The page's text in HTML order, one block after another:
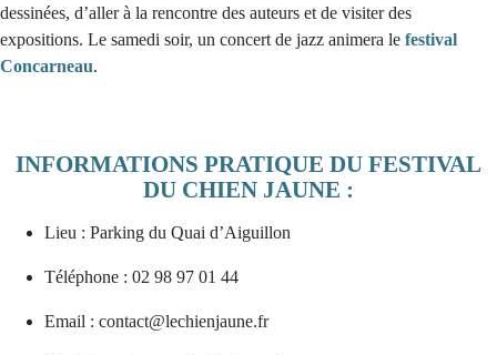
dessinées, d’aller à la rencontre des auteurs et de visiter des
expositions. Le samedi soir, un concert de jazz animera le festival
Concarneau.
INFORMATIONS PRATIQUE DU FESTIVAL
DU CHIEN JAUNE :
Lieu : Parking du Quai d’Aiguillon
Téléphone : 02 98 97 01 44
Email : contact@lechienjaune.fr